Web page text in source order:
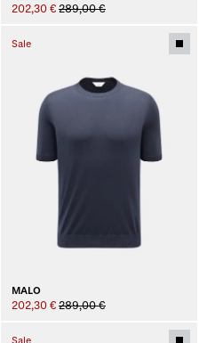
202,30 € 289,00 €
Sale
MALO
202,30 € 289,00 €
Sale